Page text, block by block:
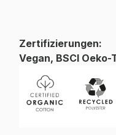
Zertifizierungen:
Vegan, BSCI